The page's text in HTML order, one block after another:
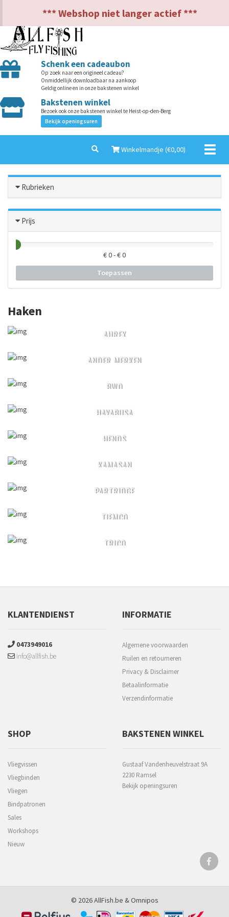
*** Webshop niet langer actief ***
Schenk een cadeaubon
Op zoek naar een origineel cadeau?
Onmiddellijk downloadbaar na aankoop
Geldig online en in onze bakstenen winkel
Bakstenen winkel
Bezoek ook onze bakstenen winkel te Heist-op-den-Berg
Bekijk openingsuren
Winkelmandje (€0,00)
Rubrieken
Prijs
€0- €0
Toepassen
Haken
AHREX
ANDER MERKEN
BWO
HAYABUSA
HENDS
KAMASAN
PARTRIDGE
TIEMCO
TRICO
KLANTENDIENST
0473949016
info@allfish.be
INFORMATIE
Algemene voorwaarden
Ruilen en retourneren
Privacy & Disclaimer
Betaalinformatie
Verzendinformatie
SHOP
Vliegvissen
Vliegbinden
Vliegen
Bindpatronen
Sales
Workshops
Nieuw
BAKSTENEN WINKEL
Gustaaf Vandenheuvelstraat 9A
2230 Ramsel
Bekijk openingsuren
© 2026 AllFish.be &Omnipos